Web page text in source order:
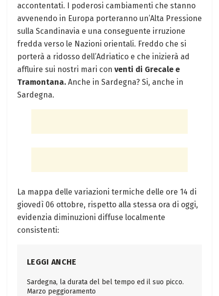
accontentati. I poderosi cambiamenti che stanno
avvenendo in Europa porteranno un’Alta Pressione
sulla Scandinavia e una conseguente irruzione
fredda verso le Nazioni orientali. Freddo che si
porterà a ridosso dell’Adriatico e che inizierà ad
affluire sui nostri mari con venti di Grecale e
Tramontana. Anche in Sardegna? Si, anche in
Sardegna.
La mappa delle variazioni termiche delle ore 14 di
giovedì 06 ottobre, rispetto alla stessa ora di oggi,
evidenzia diminuzioni diffuse localmente
consistenti:
LEGGI ANCHE
Sardegna, la durata del bel tempo ed il suo picco.
Marzo peggioramento